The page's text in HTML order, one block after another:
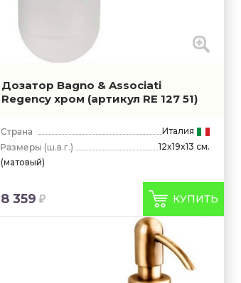
Дозатор Bagno & Associati
Regency хром (артикул RE 127 51)
Италия
(ш.в.г.)
12x19x13 см.
(матовый)
8 359 КУПИТЬ